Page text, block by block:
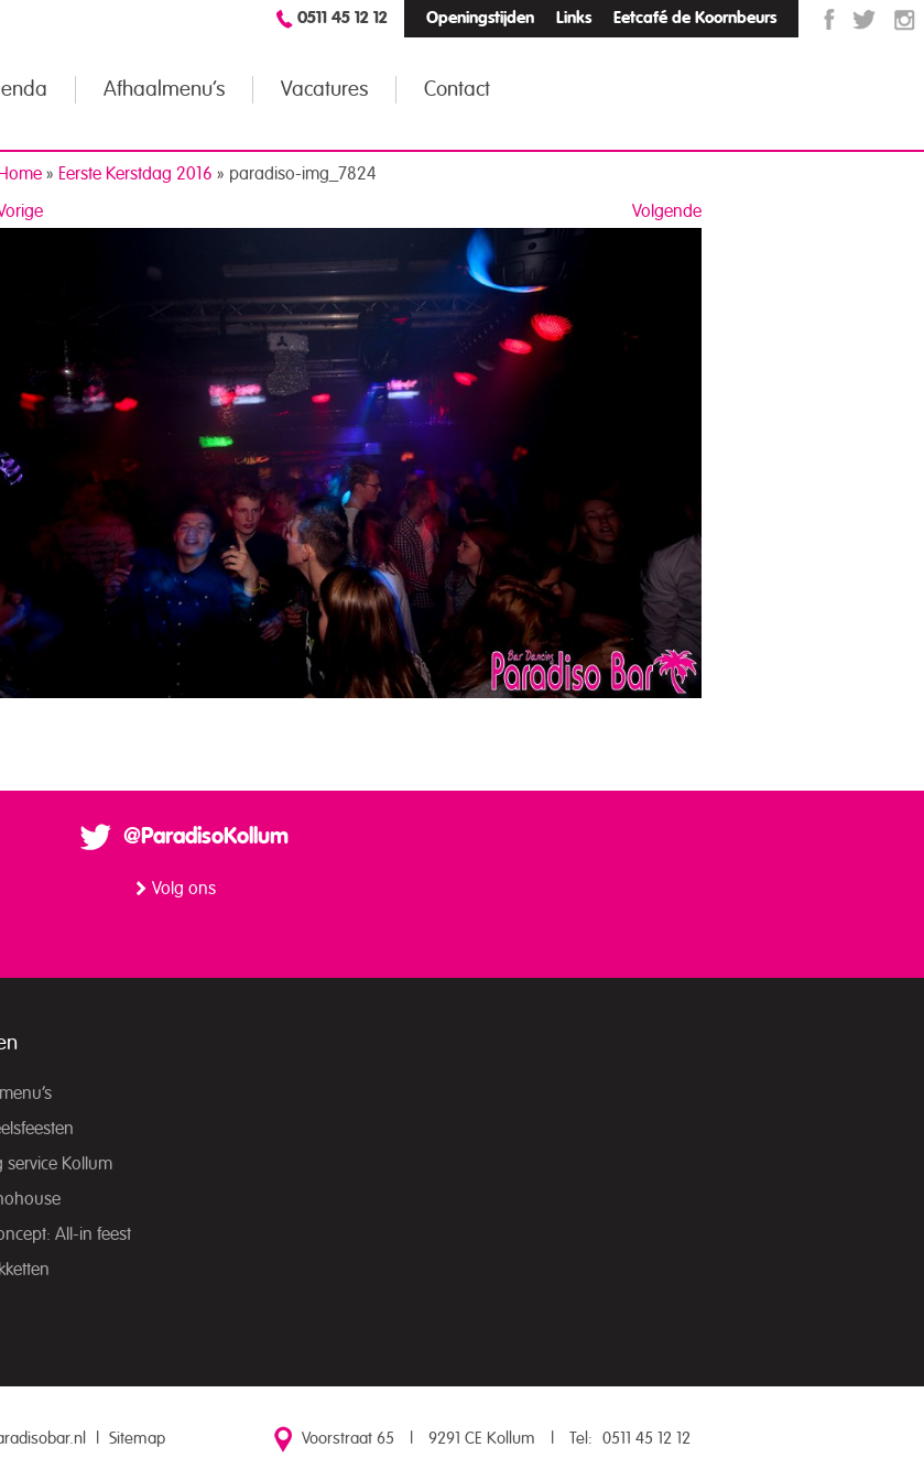
Openingstijden Links Eetcafé de Koornbeurs
0511 45 12 12
Afhaalmenu’s Vacatures Contact
Home » Eerste Kerstdag 2016 » paradiso-img_7824
Volgende
@ParadisoKollum
Volg ons
service Kollum
All-in feest
Sitemap Voorstraat 65 9291 CE Kollum Tel: 0511 45 12 12